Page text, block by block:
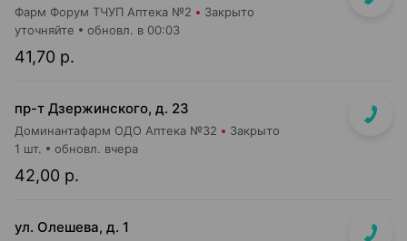
Фарм Форум ТЧУП Аптека №2 Закрыто
41,70 р.
уточняйте обновл. в 00:03
пр-т Дзержинского, д. 23
Доминантафарм ОДО Аптека №32 Закрыто
42,00 р.
1 шт. обновл. вчера
ул. Олешева, д. 1